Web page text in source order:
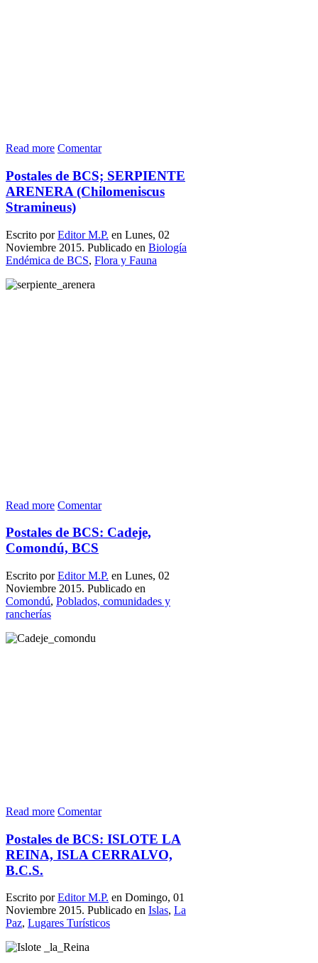
Read more Comentar
Postales de BCS; SERPIENTE
ARENERA (Chilomeniscus
Stramineus)
Escrito porEditor M.P. en Lunes, 02
Noviembre 2015. Publicado en Biología
Endémica de BCS, Flora y Fauna
Read more Comentar
Postales de BCS: Cadeje,
Comondú, BCS
Escrito porEditor M.P. en Lunes, 02
Noviembre 2015. Publicado en
Comondú, Poblados, comunidades y
rancherías
Read more Comentar
Postales de BCS: ISLOTE LA
REINA, ISLA CERRALVO,
B.C.S.
Escrito porEditor M.P. en Domingo, 01
Noviembre 2015. Publicado en Islas, La
Paz, Lugares Turísticos